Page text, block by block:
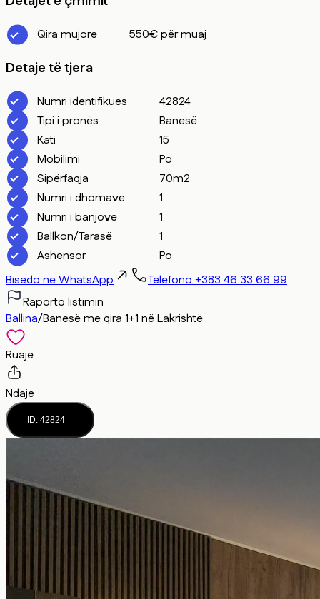
Qira mujore 550€ për muaj
Detaje të tjera
Numri identifikues
42824
Tipi i pronës
Banesë
Kati
15
Mobilimi
Po
Sipërfaqja
70m2
Numri i dhomave
1
Numri i banjove
1
Ballkon/Tarasë
1
Ashensor
Po
Bisedo në WhatsApp
Telefono +383 46 33 66 99
Raporto listimin
Ballina/Banesë me qira 1+1 në Lakrishtë
Ruaje
Ndaje
ID: 42824